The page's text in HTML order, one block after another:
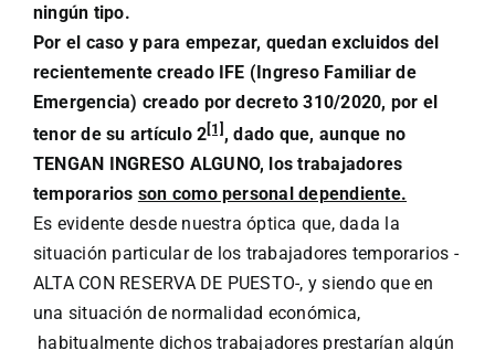
ningún tipo.
Por el caso y para empezar, quedan excluidos del
recientemente creado IFE (Ingreso Familiar de
Emergencia) creado por decreto 310/2020, por el
tenor de su artículo 2[1] , dado que, aunque no
TENGAN INGRESO ALGUNO, los trabajadores
temporarios son como personal dependiente.
Es evidente desde nuestra óptica que, dada la
situación particular de los trabajadores temporarios -
ALTA CON RESERVA DE PUESTO-, y siendo que en
una situación de normalidad económica,
habitualmente dichos trabajadores prestarían algún